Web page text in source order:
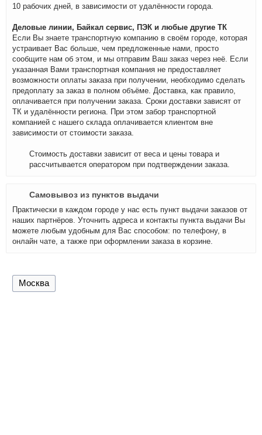
10 рабочих дней, в зависимости от удалённости города.
Деловые линии, Байкал сервис, ПЭК и любые другие ТК
Если Вы знаете транспортную компанию в своём городе, которая
устраивает Вас больше, чем предложенные нами, просто
сообщите нам об этом, и мы отправим Ваш заказ через неё. Если
указанная Вами транспортная компания не предоставляет
возможности оплаты заказа при получении, необходимо сделать
предоплату за заказ в полном объёме. Доставка, как правило,
оплачивается при получении заказа. Сроки доставки зависят от
ТК и удалённости региона. При этом забор транспортной
компанией с нашего склада оплачивается клиентом вне
зависимости от стоимости заказа.
Стоимость доставки зависит от веса и цены товара и
рассчитывается оператором при подтверждении заказа.
Самовывоз из пунктов выдачи
Практически в каждом городе у нас есть пункт выдачи заказов от
наших партнёров. Уточнить адреса и контакты пункта выдачи Вы
можете любым удобным для Вас способом: по телефону, в
онлайн чате, а также при оформлении заказа в корзине.
Москва